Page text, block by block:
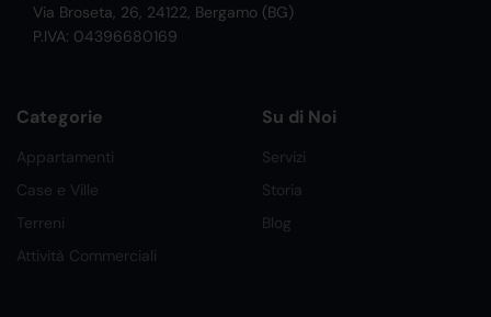
Via Broseta, 26, 24122, Bergamo (BG)
P.IVA: 04396680169
Categorie
Appartamenti
Case e Ville
Terreni
Attività Commerciali
Su di Noi
Servizi
Storia
Blog